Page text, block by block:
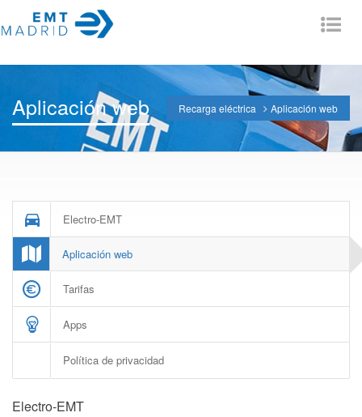
Aplicación web Recarga eléctrica Aplicación web
Electro-EMT
Aplicación web
Tarifas
Apps
Política de privacidad
Electro-EMT